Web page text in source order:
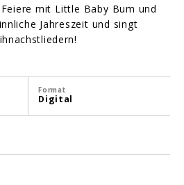
mit Little Baby Bum und
Jahreszeit und singt
Format
Digital